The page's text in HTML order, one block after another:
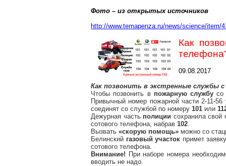
Фото – из открытых источников
http://www.temapenza.ru/news/science/item/
Как
09.08.2017
Как позвонить в экстренные службы
Чтобы позвонить в пожарную службу со
Привычный номер пожарной части 2-11-
соединят со службой по номеру 101 или
Дежурная часть полиции сохранила свой
сотового телефона, набрав 102.
Вызвать «скорую помощь» можно со
Белинский газовый участок примет
сотового телефона.
Внимание! При наборе номера
вводить не надо.